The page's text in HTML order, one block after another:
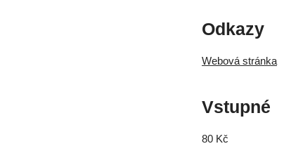
Odkazy
Webová stránka
Vstupné
80 Kč